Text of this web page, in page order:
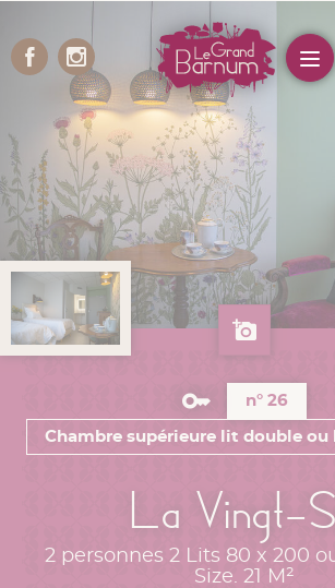
n° 26
Chambre supérieure lit double
La Vingt-
2 personnes 2 Lits 80 x 200
Size. 21 M²